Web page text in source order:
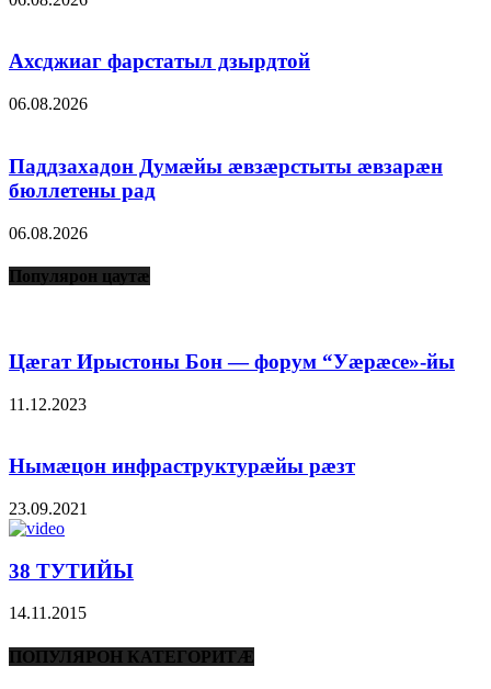
Ахсджиаг фарстатыл дзырдтой
06.08.2026
Паддзахадон Думæйы æвзæрстыты æвзарæн
бюллетены рад
06.08.2026
Популярон цаутæ
Цæгат Ирыстоны Бон — форум “Уæрæсе»-йы
11.12.2023
Нымæцон инфраструктурæйы рæзт
23.09.2021
38 ТУТИЙЫ
14.11.2015
ПОПУЛЯРОН КАТЕГОРИТÆ